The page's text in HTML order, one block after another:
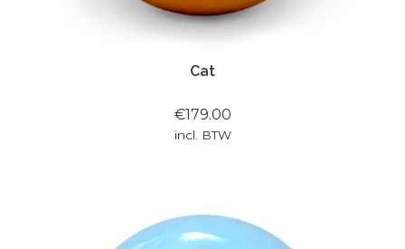
Cat
€179.00
incl. BTW